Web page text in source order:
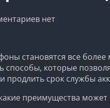
нет
становятся все
способы, которые
продлить срок службы
преимущества может